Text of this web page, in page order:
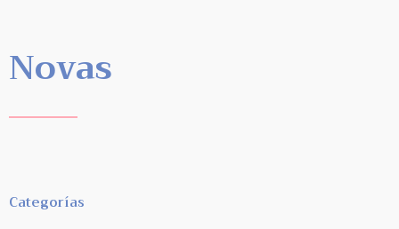
Novas
Categorías